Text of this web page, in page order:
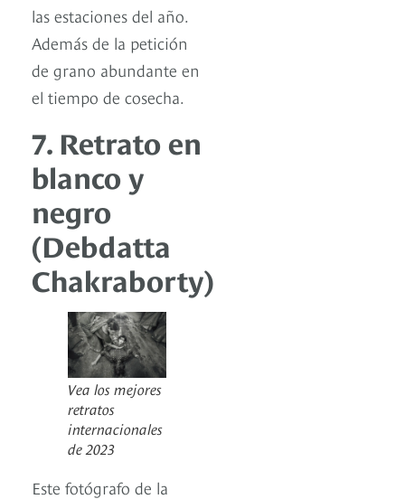
las estaciones del año.
Además de la petición
de grano abundante en
el tiempo de cosecha.
7. Retrato en
blanco y
negro
(Debdatta
Chakraborty)
Vea los mejores
retratos
internacionales
de 2023
Este fotógrafo de la